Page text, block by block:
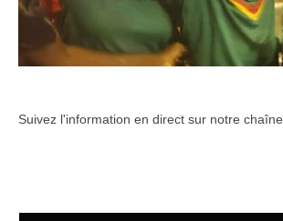
Suivez l'information en direct sur notre chaîne